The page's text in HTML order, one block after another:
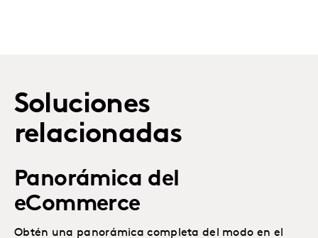
Soluciones
relacionadas
Panorámica del
eCommerce
Obtén una panorámica completa del modo en el